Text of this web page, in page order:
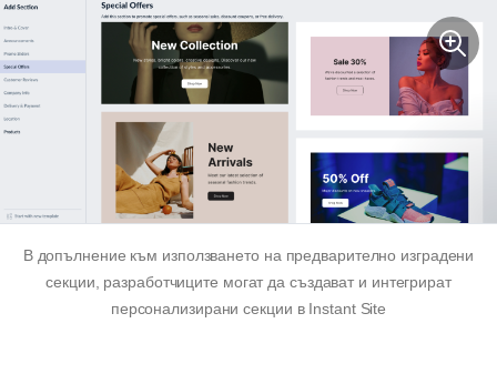
В допълнение към използването на предварително изградени
секции, разработчиците могат да създават и интегрират
персонализирани секции в Instant Site